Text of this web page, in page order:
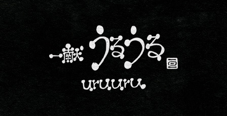
京都・五条でおいしい地酒が飲
める「一献うるうる」のブロ
京都・五条烏丸の町屋居酒屋「一献う
るうる」からのお知らせ